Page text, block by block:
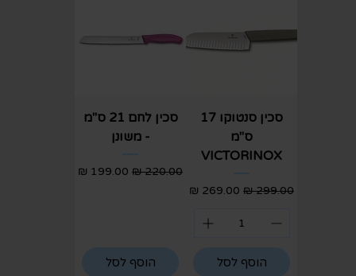
סכין סנטוקו 17
ס"מ
VICTORINOX
מחיר רגיל מחיר מבצע
הוסף לסל
סכין לחם 21 ס"מ
- משונן
מחיר רגיל מחיר מבצע
הוסף לסל